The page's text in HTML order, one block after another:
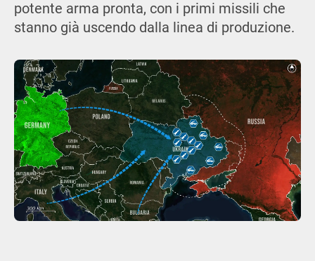
potente arma pronta, con i primi missili che
stanno già uscendo dalla linea di produzione.